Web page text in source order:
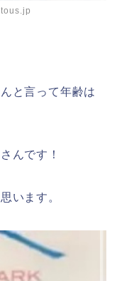
と言って年齢は
んです！
います。